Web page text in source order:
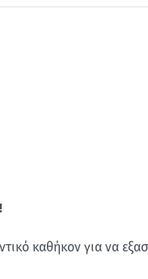
καθήκον για να